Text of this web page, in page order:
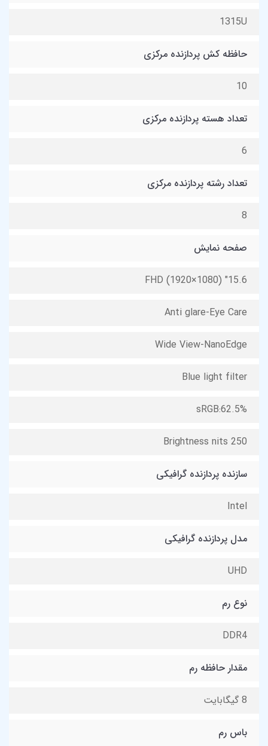
1315U
حافظه کش پردازنده مرکزی
10
تعداد هسته پردازنده مرکزی
6
تعداد رشته پردازنده مرکزی
8
صفحه نمایش
15.6" FHD (1920×1080)
Anti glare-Eye Care
Wide View-NanoEdge
Blue light filter
sRGB:62.5%
Brightness nits 250
سازنده پردازنده گرافیکی
Intel
مدل پردازنده گرافیکی
UHD
نوع رم
DDR4
مقدار حافظه رم
8 گیگابایت
باس رم